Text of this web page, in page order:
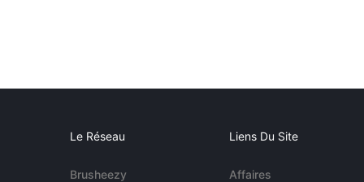
Le Réseau
Brusheezy
Liens Du Site
Affaires